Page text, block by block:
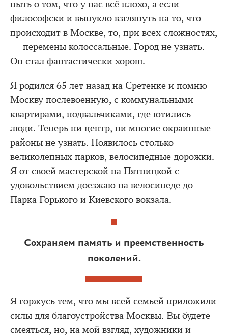
ныть о том, что у нас всё плохо, а если
философски и выпукло взглянуть на то, что
происходит в Москве, то, при всех сложностях,
— перемены колоссальные. Город не узнать.
Он стал фантастически хорош.
Я родился 65 лет назад на Сретенке и помню
Москву послевоенную, с коммунальными
квартирами, подвальчиками, где ютились
люди. Теперь ни центр, ни многие окраинные
районы не узнать. Появилось столько
великолепных парков, велосипедные дорожки.
Я от своей мастерской на Пятницкой с
удовольствием доезжаю на велосипеде до
Парка Горького и Киевского вокзала.
Сохраняем память и преемственность
поколений.
Я горжусь тем, что мы всей семьей приложили
силы для благоустройства Москвы. Вы будете
смеяться, но, на мой взгляд, художники и